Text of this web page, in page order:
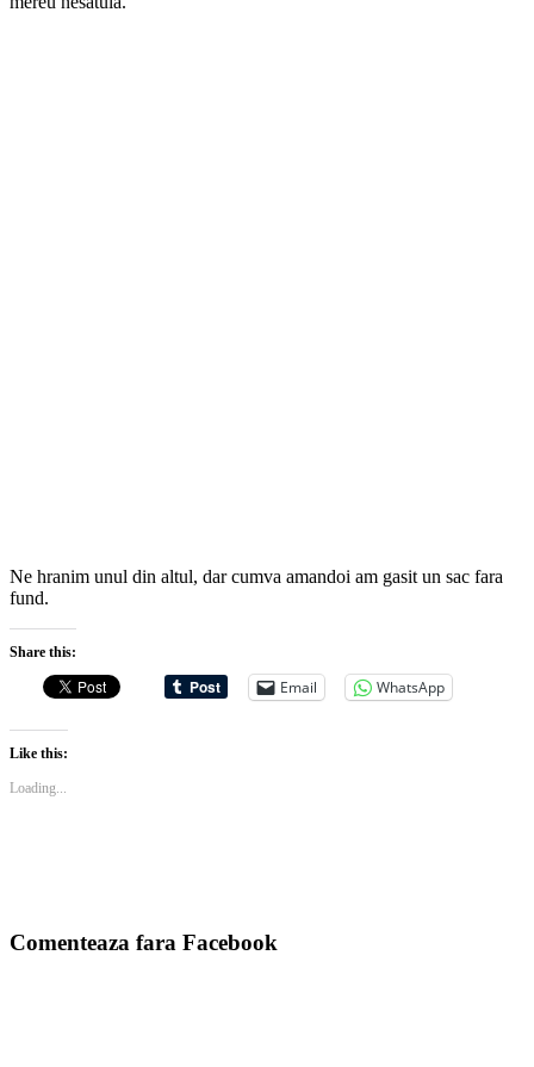
Ne hranim unul din altul, dar cumva amandoi am gasit un sac fara
fund.
Share this:
Email WhatsApp
Like this:
Loading...
Comenteaza fara Facebook